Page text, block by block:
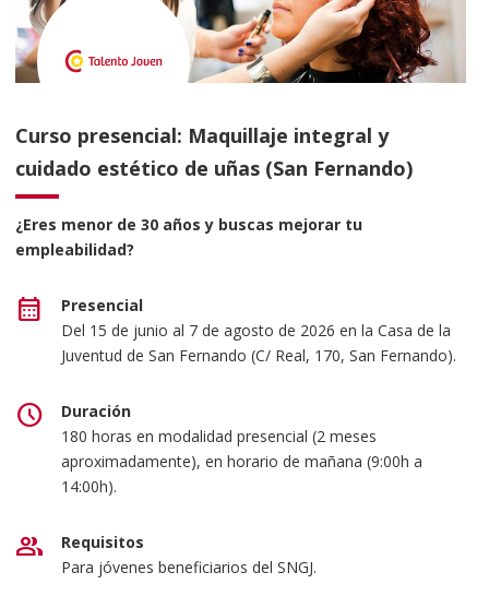
Curso presencial: Maquillaje integral y
cuidado estético de uñas (San Fernando)
¿Eres menor de 30 años y buscas mejorar tu
empleabilidad?
calendar_month
Presencial
Del 15 de junio al 7 de agosto de 2026 en la Casa de la
Juventud de San Fernando (C/ Real, 170, San Fernando).
schedule
Duración
180 horas en modalidad presencial (2 meses
aproximadamente), en horario de mañana (9:00h a
14:00h).
group
Requisitos
Para jóvenes beneficiarios del SNGJ.